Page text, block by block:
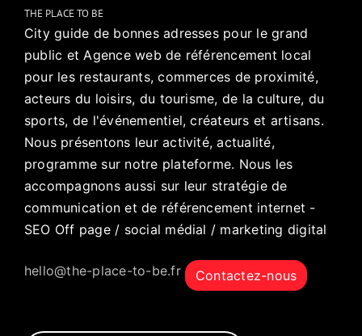
THE PLACE TO BE
City guide de bonnes adresses pour le grand
public et Agence web de référencement local
pour les restaurants, commerces de proximité,
acteurs du loisirs, du tourisme, de la culture, du
sports, de l'événementiel, créateurs et artisans.
Nous présentons leur activité, actualité,
programme sur notre plateforme. Nous les
accompagnons aussi sur leur stratégie de
communication et de référencement internet -
SEO Off page / social médial / marketing digital
hello@the-place-to-be.fr Contactez-nous